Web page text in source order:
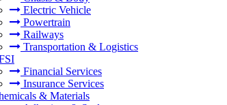
Electric Vehicle
Powertrain
Railways
Transportation & Logistics
Financial Services
Insurance Services
& Materials